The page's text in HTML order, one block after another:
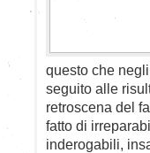
questo che
seguito alle
retroscena del
fatto di
inderogabili,